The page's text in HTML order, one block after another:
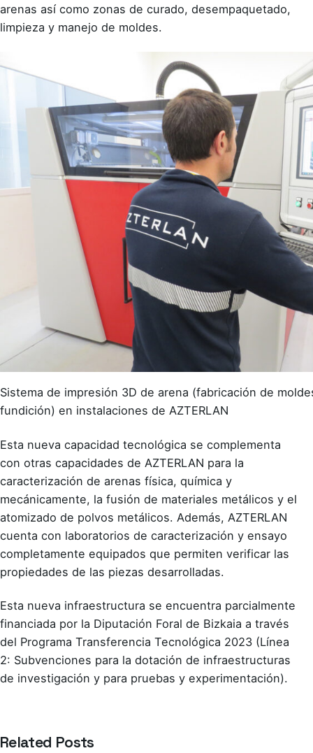
arenas así como zonas de curado, desempaquetado,
limpieza y manejo de moldes.
Sistema de impresión 3D de arena (fabricación de
fundición) en instalaciones de AZTERLAN
Esta nueva capacidad tecnológica se complementa
con otras capacidades de AZTERLAN para la
caracterización de arenas física, química y
mecánicamente, la fusión de materiales metálicos y el
atomizado de polvos metálicos. Además, AZTERLAN
cuenta con laboratorios de caracterización y ensayo
completamente equipados que permiten verificar las
propiedades de las piezas desarrolladas.
Esta nueva infraestructura se encuentra parcialmente
financiada por la Diputación Foral de Bizkaia a través
del Programa Transferencia Tecnológica 2023 (Línea
2: Subvenciones para la dotación de infraestructuras
de investigación y para pruebas y experimentación).
Related Posts
Azterlan Team